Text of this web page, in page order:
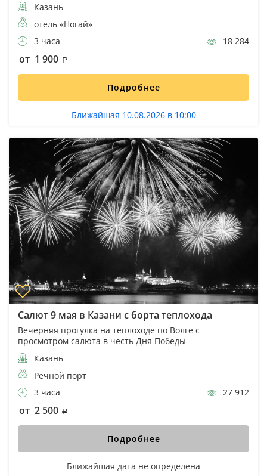
Казань
отель «Ногай»
3 часа
18 284
от 1 900
Подробнее
Ближайшая 10.08.2026 в 10:00
Салют 9 мая в Казани с борта теплохода
Вечерняя прогулка на теплоходе по Волге с
просмотром салюта в честь Дня Победы
Казань
Речной порт
3 часа
27 912
от 2 500
Подробнее
Ближайшая дата не определена